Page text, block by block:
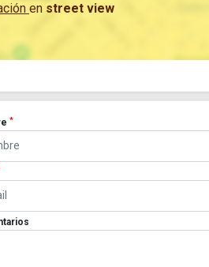
en street view
*